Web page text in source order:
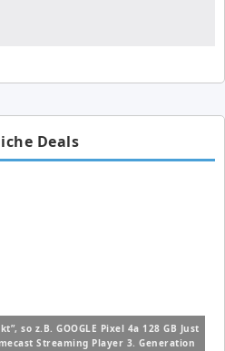
Deals
so z.B. GOOGLE Pixel 4a 128 GB Just
Streaming Player 3. Generation